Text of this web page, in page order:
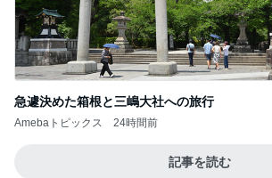
急遽決めた箱根と三嶋大社への旅行
Amebaトピックス 24時間前
記事を読む